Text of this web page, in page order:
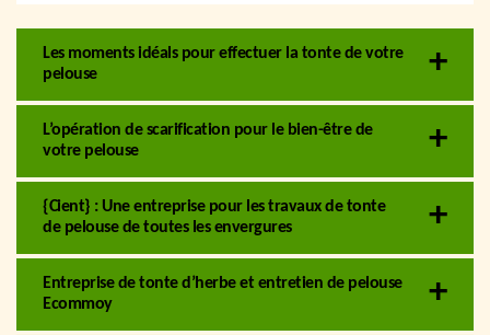
Les moments idéals pour effectuer la tonte de votre
pelouse
L’opération de scarification pour le bien-être de
votre pelouse
{Cient} : Une entreprise pour les travaux de tonte
de pelouse de toutes les envergures
Entreprise de tonte d’herbe et entretien de pelouse
Ecommoy